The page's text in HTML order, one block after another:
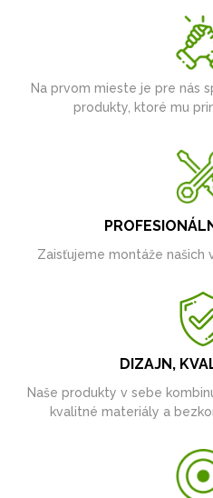
Na prvom mieste je pre nás
produkty, ktoré mu
Zaisťujeme montáže našich
DIZAJN,
Naše produkty v sebe
kvalitné materiály a